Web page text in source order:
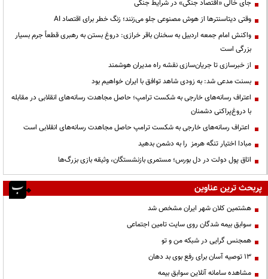
جای خالی «اقتصاد جنگی» در شرایط جنگی
وقتی دیتاسنترها از هوش مصنوعی جلو می‌زنند؛ زنگ خطر برای اقتصاد AI
واکنش امام جمعه اردبیل به سخنان باقر خرازی: دروغ بستن به رهبری قطعاً جرم بسیار
بزرگی است
از خبرسازی تا جریان‌سازی نقشه راه مدیران هوشمند
بسنت مدعی شد: به زودی شاهد توافق با ایران خواهیم بود
اعتراف رسانه‌های خارجی به شکست ترامپ؛ حاصل مجاهدت رسانه‌های انقلابی در مقابله
با دروغ‌پراکنی دشمنان
اعتراف رسانه‌های خارجی به شکست ترامپ حاصل مجاهدت رسانه‌های انقلابی است
مبادا اختیار تنگه هرمز را به دشمن بدهید
اتاق پول دولت در دل بورس؛ مستمری بازنشستگان، وثیقه بازی بزرگ‌ها
پربحث ترین عناوین
هشتمین کلان شهر ایران مشخص شد
سوابق بیمه شدگان روی سایت تامین اجتماعی
همجنس گرایی در شبکه من و تو
13 توصیه آسان برای رفع بوی بد دهان
مشاهده سامانه آنلاين سوابق بیمه